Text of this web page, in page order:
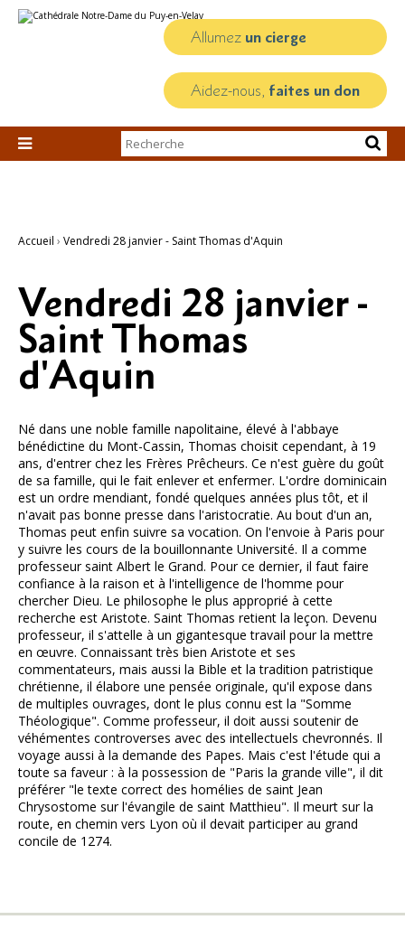
au
personnels
Allumez un cierge
Aidez-nous, faites un don

Chercher par
Recherche
Accueil › Vendredi 28 janvier - Saint Thomas d'Aquin
Vendredi 28 janvier -
Saint Thomas
d'Aquin
Né dans une noble famille napolitaine, élevé à l'abbaye
bénédictine du Mont-Cassin, Thomas choisit cependant, à 19
ans, d'entrer chez les Frères Prêcheurs. Ce n'est guère du goût
de sa famille, qui le fait enlever et enfermer. L'ordre dominicain
est un ordre mendiant, fondé quelques années plus tôt, et il
n'avait pas bonne presse dans l'aristocratie. Au bout d'un an,
Thomas peut enfin suivre sa vocation. On l'envoie à Paris pour
y suivre les cours de la bouillonnante Université. Il a comme
professeur saint Albert le Grand. Pour ce dernier, il faut faire
confiance à la raison et à l'intelligence de l'homme pour
chercher Dieu. Le philosophe le plus approprié à cette
recherche est Aristote. Saint Thomas retient la leçon. Devenu
professeur, il s'attelle à un gigantesque travail pour la mettre
en œuvre. Connaissant très bien Aristote et ses
commentateurs, mais aussi la Bible et la tradition patristique
chrétienne, il élabore une pensée originale, qu'il expose dans
de multiples ouvrages, dont le plus connu est la "Somme
Théologique". Comme professeur, il doit aussi soutenir de
véhémentes controverses avec des intellectuels chevronnés. Il
voyage aussi à la demande des Papes. Mais c'est l'étude qui a
toute sa faveur : à la possession de "Paris la grande ville", il dit
préférer "le texte correct des homélies de saint Jean
Chrysostome sur l'évangile de saint Matthieu". Il meurt sur la
route, en chemin vers Lyon où il devait participer au grand
concile de 1274.